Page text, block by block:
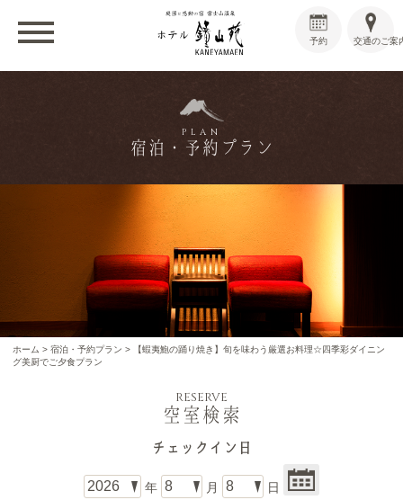
交通のご案
予約
PLAN
宿泊・予約プラン
ホーム >宿泊・予約プラン >
【蝦夷鮑の踊り焼き】旬を味わう厳選お料理☆四季彩ダイニン
グ美厨でご夕食プラン
RESERVE
空室検索
チェックイン日
年 月 日